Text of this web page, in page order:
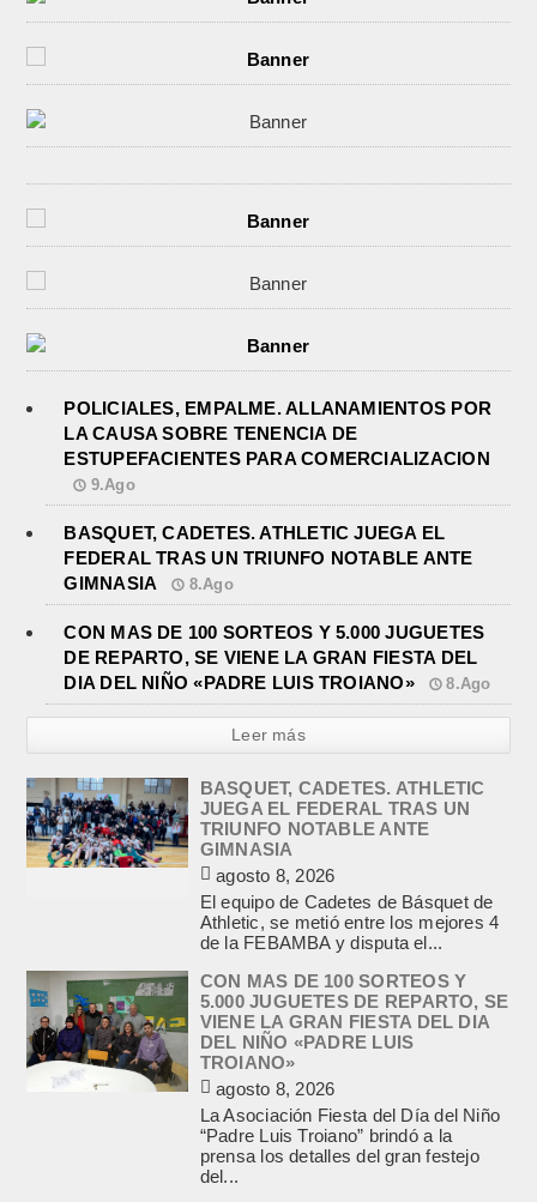
POLICIALES, EMPALME. ALLANAMIENTOS POR
LA CAUSA SOBRE TENENCIA DE
ESTUPEFACIENTES PARA COMERCIALIZACION
9.Ago
BASQUET, CADETES. ATHLETIC JUEGA EL
FEDERAL TRAS UN TRIUNFO NOTABLE ANTE
GIMNASIA
8.Ago
CON MAS DE 100 SORTEOS Y 5.000 JUGUETES
DE REPARTO, SE VIENE LA GRAN FIESTA DEL
DIA DEL NIÑO «PADRE LUIS TROIANO»
8.Ago
Leer más
BASQUET, CADETES. ATHLETIC
JUEGA EL FEDERAL TRAS UN
TRIUNFO NOTABLE ANTE
GIMNASIA
agosto 8, 2026
El equipo de Cadetes de Básquet de
Athletic, se metió entre los mejores 4
de la FEBAMBA y disputa el...
CON MAS DE 100 SORTEOS Y
5.000 JUGUETES DE REPARTO, SE
VIENE LA GRAN FIESTA DEL DIA
DEL NIÑO «PADRE LUIS
TROIANO»
agosto 8, 2026
La Asociación Fiesta del Día del Niño
“Padre Luis Troiano” brindó a la
prensa los detalles del gran festejo
del...